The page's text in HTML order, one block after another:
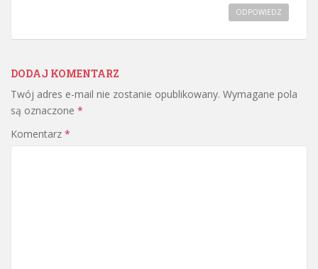
ODPOWIEDZ
DODAJ KOMENTARZ
Twój adres e-mail nie zostanie opublikowany. Wymagane pola
są oznaczone *
Komentarz *